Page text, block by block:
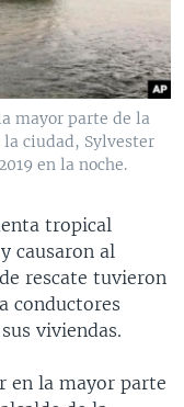
mayor parte de la
ciudad, Sylvester
en la noche.
tropical
causaron al
rescate tuvieron
conductores
viviendas.
en la mayor parte